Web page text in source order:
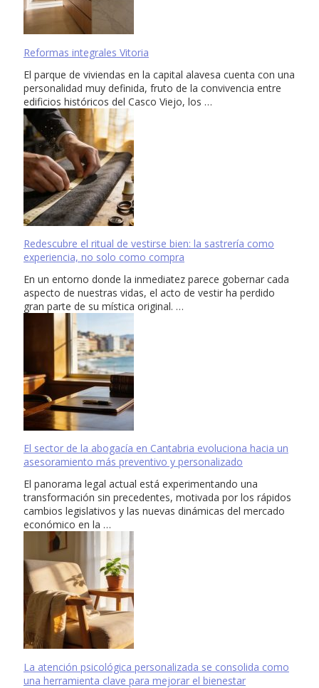
Reformas integrales Vitoria
El parque de viviendas en la capital alavesa cuenta con una
personalidad muy definida, fruto de la convivencia entre
edificios históricos del Casco Viejo, los …
Redescubre el ritual de vestirse bien: la sastrería como
experiencia, no solo como compra
En un entorno donde la inmediatez parece gobernar cada
aspecto de nuestras vidas, el acto de vestir ha perdido
gran parte de su mística original. …
El sector de la abogacía en Cantabria evoluciona hacia un
asesoramiento más preventivo y personalizado
El panorama legal actual está experimentando una
transformación sin precedentes, motivada por los rápidos
cambios legislativos y las nuevas dinámicas del mercado
económico en la …
La atención psicológica personalizada se consolida como
una herramienta clave para mejorar el bienestar